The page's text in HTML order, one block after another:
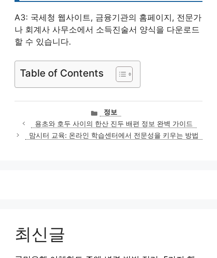
A3: 국세청 웹사이트, 금융기관의 홈페이지, 전문가
나 회계사 사무소에서 소득진술서 양식을 다운로드
할 수 있습니다.
Table of Contents
카
테
고
리
정보
용초와 호두 사이의 한산 진두 배편 정보 완벽 가이드
맘시터 교육: 온라인 학습센터에서 전문성을 키우는 방법
최신글